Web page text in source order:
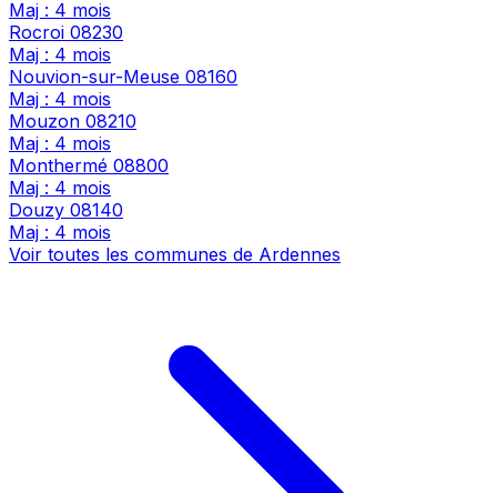
Maj : 4 mois
Rocroi 08230
Maj : 4 mois
Nouvion-sur-Meuse 08160
Maj : 4 mois
Mouzon 08210
Maj : 4 mois
Monthermé 08800
Maj : 4 mois
Douzy 08140
Maj : 4 mois
Voir toutes les communes de Ardennes